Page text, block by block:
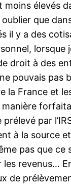
moins élevés
oublier que
il y a des
lorsque
droit à des
pouvais pas
la France et
par
à la source
pas que ce
les revenus…
de